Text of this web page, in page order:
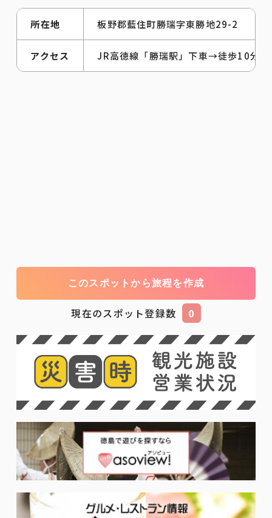
所在地 板野郡藍住町勝瑞字東勝地29-2
アクセス JR高徳線「勝瑞駅」下車→徒歩10分
このスポットから旅程を作成
現在のスポット登録数 0